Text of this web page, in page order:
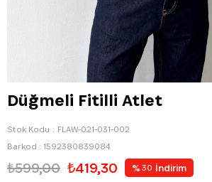
Düğmeli Fitilli Atlet
Stok Kodu
FLAW-021-031-002
Barkod : 1592380839084
₺599,00 ₺419,30 % 30 İndirim